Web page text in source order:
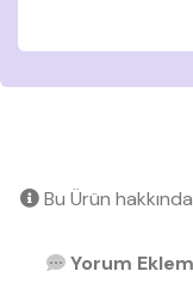
Bu Ürün
Yorum